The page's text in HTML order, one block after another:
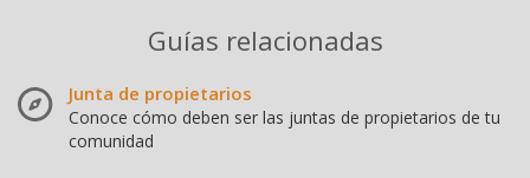
Guías relacionadas
Junta de propietarios
Conoce cómo deben ser las juntas de propietarios de tu
comunidad